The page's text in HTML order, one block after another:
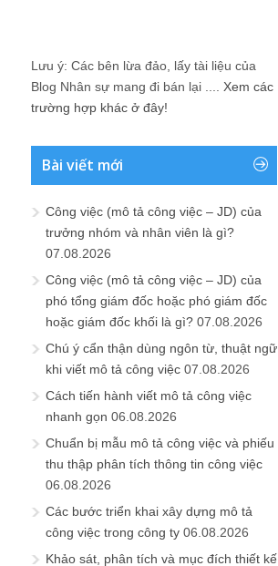
Lưu ý: Các bên lừa đảo, lấy tài liệu của
Blog Nhân sự mang đi bán lại .... Xem các
trường hợp khác ở đây!
Bài viết mới
Công việc (mô tả công việc – JD) của
trưởng nhóm và nhân viên là gì?
07.08.2026
Công việc (mô tả công việc – JD) của
phó tổng giám đốc hoặc phó giám đốc
hoặc giám đốc khối là gì? 07.08.2026
Chú ý cẩn thận dùng ngôn từ, thuật ngữ
khi viết mô tả công việc 07.08.2026
Cách tiến hành viết mô tả công việc
nhanh gọn 06.08.2026
Chuẩn bị mẫu mô tả công việc và phiếu
thu thập phân tích thông tin công việc
06.08.2026
Các bước triển khai xây dựng mô tả
công việc trong công ty 06.08.2026
Khảo sát, phân tích và mục đích thiết kế